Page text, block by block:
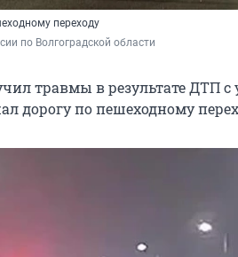
переходу
по Волгоградской области
травмы в результате ДТП
дорогу по пешеходному